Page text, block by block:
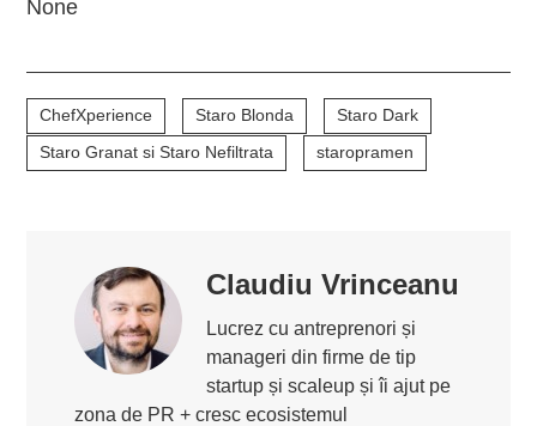
None
ChefXperience Staro Blonda
Staro Dark
Staro Granat si Staro Nefiltrata
staropramen
Claudiu Vrinceanu
Lucrez cu antreprenori și
manageri din firme de tip
startup și scaleup și îi ajut pe
zona de PR + cresc ecosistemul